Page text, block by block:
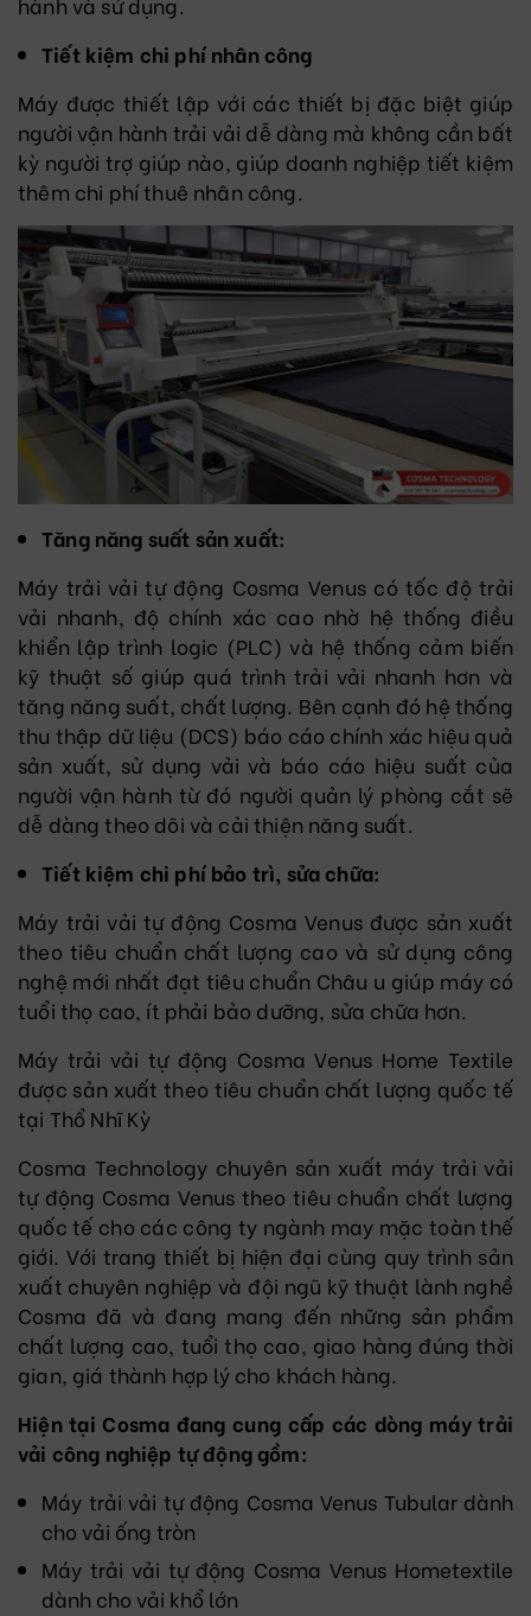
Tiết kiệm chi phí nhân công
Máy được thiết lập với các thiết bị đặc biệt giúp
người vận hành trải vải dễ dàng mà không cần bất
kỳ người trợ giúp nào, giúp doanh nghiệp tiết kiệm
thêm chi phí thuê nhân công.
Tăng năng suất sản xuất:
Máy trải vải tự động Cosma Venus có tốc độ trải
vải nhanh, độ chính xác cao nhờ hệ thống điều
khiển lập trình logic (PLC) và hệ thống cảm biến
kỹ thuật số giúp quá trình trải vải nhanh hơn và
tăng năng suất, chất lượng. Bên cạnh đó hệ thống
thu thập dữ liệu (DCS) báo cáo chính xác hiệu quả
sản xuất, sử dụng vải và báo cáo hiệu suất của
người vận hành từ đó người quản lý phòng cắt sẽ
dễ dàng theo dõi và cải thiện năng suất.
Tiết kiệm chi phí bảo trì, sửa chữa:
Máy trải vải tự động Cosma Venus được sản xuất
theo tiêu chuẩn chất lượng cao và sử dụng công
nghệ mới nhất đạt tiêu chuẩn Châu u giúp máy có
tuổi thọ cao, ít phải bảo dưỡng, sửa chữa hơn.
Máy trải vải tự động Cosma Venus Home Textile
được sản xuất theo tiêu chuẩn chất lượng quốc tế
tại Thổ Nhĩ Kỳ
Cosma Technology chuyên sản xuất máy trải vải
tự động Cosma Venus theo tiêu chuẩn chất lượng
quốc tế cho các công ty ngành may mặc toàn thế
giới. Với trang thiết bị hiện đại cùng quy trình sản
xuất chuyên nghiệp và đội ngũ kỹ thuật lành nghề
Cosma đã và đang mang đến những sản phẩm
chất lượng cao, tuổi thọ cao, giao hàng đúng thời
gian, giá thành hợp lý cho khách hàng.
Hiện tại Cosma đang cung cấp các dòng máy trải
vải công nghiệp tự động gồm:
Máy trải vải tự động Cosma Venus Tubular dành
cho vải ống tròn
Máy trải vải tự động Cosma Venus Hometextile
dành cho vải khổ lớn